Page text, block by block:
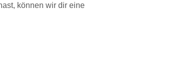
können wir dir eine